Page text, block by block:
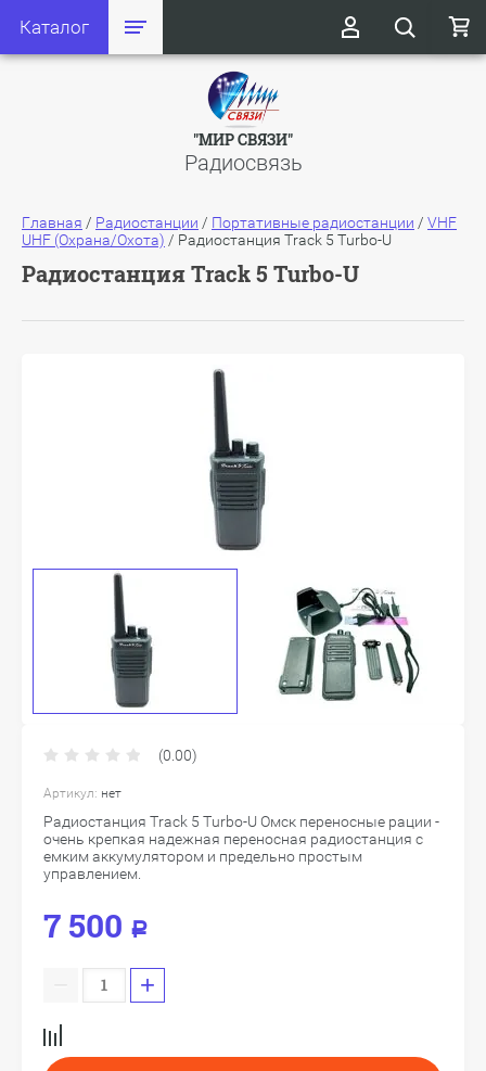
Каталог
"МИР СВЯЗИ"
Радиосвязь
Главная / Радиостанции / Портативные радиостанции / VHF
UHF (Охрана/Охота) / Радиостанция Track 5 Turbo-U
Радиостанция Track 5 Turbo-U
(0.00)
Артикул: нет
Радиостанция Track 5 Turbo-U Омск переносные рации -
очень крепкая надежная переносная радиостанция с
емким аккумулятором и предельно простым
управлением.
7 500 Р
+